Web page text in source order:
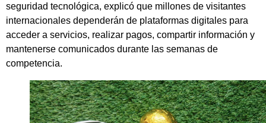
seguridad tecnológica, explicó que millones de visitantes
internacionales dependerán de plataformas digitales para
acceder a servicios, realizar pagos, compartir información y
mantenerse comunicados durante las semanas de
competencia.